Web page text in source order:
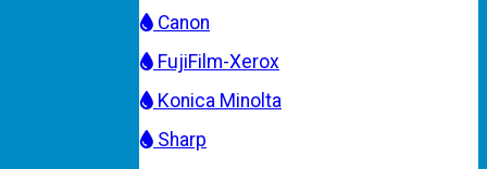
Canon
FujiFilm-Xerox
Konica Minolta
Sharp